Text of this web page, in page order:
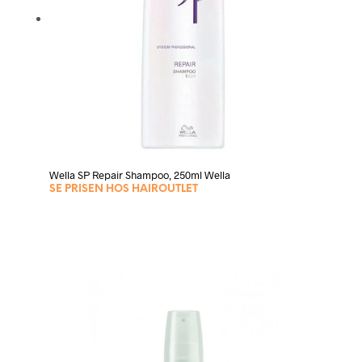
Wella SP Repair Shampoo, 250ml Wella
SE PRISEN HOS HAIROUTLET